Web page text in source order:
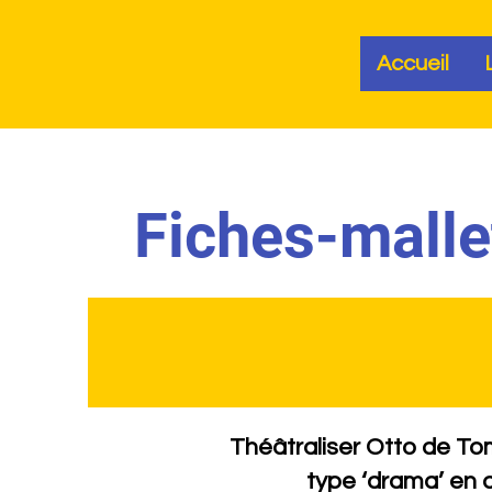
Accueil
Fiches-
Théâtraliser Otto de
type ‘drama’ en